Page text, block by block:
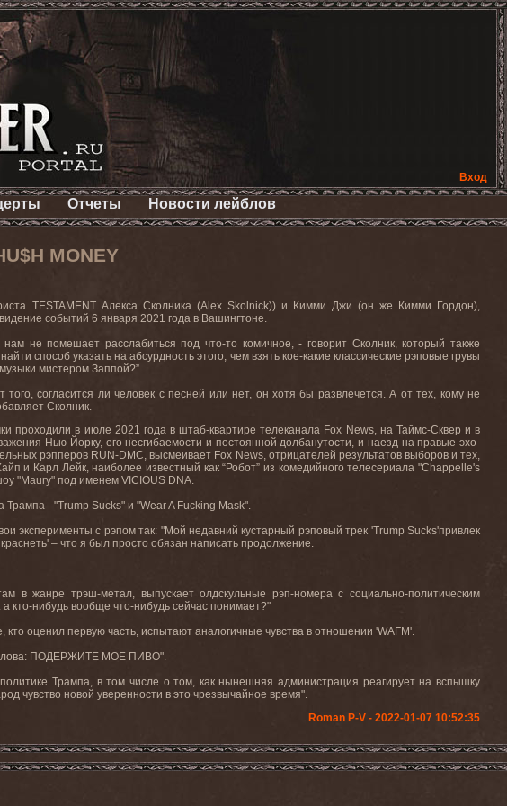
Вход
Отчеты Новости лейблов
MONEY
TESTAMENT Алекса Сколника(Alex Skolnick)) и Кимми Джи (он же
Кимми Гордон),
событий 6 января 2021 года в Вашингтоне.
не помешает расслабиться под что-то комичное, - говорит Сколник, который также
способ указать на абсурдность этого, чем взять кое-какие классические рэповые грувы
мистером Заппой?”
согласится ли человек с песней или нет, он хотя бы развлечется. А от тех, кому не
Сколник.
проходили в июле 2021 года в штаб-квартире телеканала Fox News, на Таймс-Сквер и в
Нью-Йорку, его несгибаемости и постоянной долбанутости, и наезд на правые эхо-
рэпперов RUN-DMC, высмеивает Fox News, отрицателей результатов выборов и тех,
и Карл Лейк, наиболее известный как “Робот” из комедийного телесериала "Chappelle's
"Maury" под именем VICIOUS DNA.
Трампа - "Trump Sucks" и "WearA Fucking Mask".
эксперименты с рэпом так: "Мой недавний кустарный рэповый трек 'Trump Sucks'привлек
– что я был просто обязан написать продолжение.
в жанре трэш-метал, выпускает олдскульные рэп-номера с социально-политическим
кто-нибудь вообще что-нибудь сейчас понимает?"
оценил первую часть, испытают аналогичные чувства в отношении 'WAFM'.
слова: ПОДЕРЖИТЕ МОЕ ПИВО".
Трампа, в том числе о том, как нынешняя администрация реагирует на вспышку
чувство новой уверенности в это чрезвычайное время".
Roman P-V - 2022-01-07 10:52:35